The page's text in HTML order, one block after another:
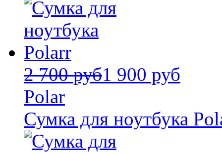
2 700 руб1 900 руб
Polar
Сумка для ноутбука